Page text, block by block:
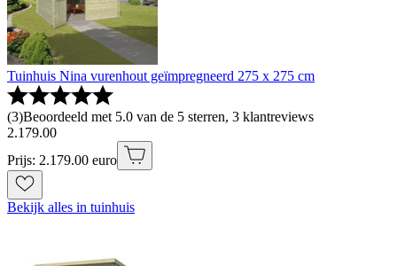
Tuinhuis Nina vurenhout geïmpregneerd 275 x 275 cm
(3)Beoordeeld met 5.0 van de 5 sterren, 3 klantreviews
2.179.00
Prijs: 2.179.00 euro
Bekijk alles in tuinhuis